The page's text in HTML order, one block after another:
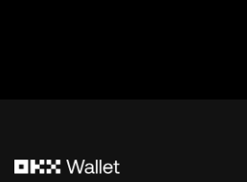
digitala tillgångar, eller (iii)
handel med eller innehav av